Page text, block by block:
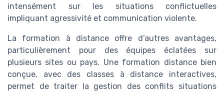
intensément sur les situations conflictuelles
impliquant agressivité et communication violente.
La formation à distance offre d’autres avantages,
particulièrement pour des équipes éclatées sur
plusieurs sites ou pays. Une formation distance bien
conçue, avec des classes à distance interactives,
permet de traiter la gestion des conflits situations